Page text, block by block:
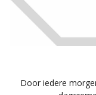
Door iedere